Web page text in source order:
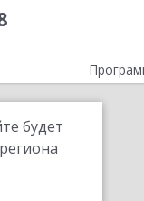
будет
1С